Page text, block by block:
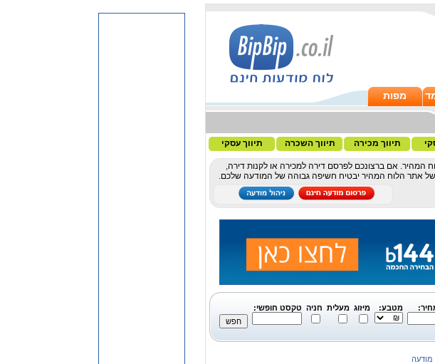
מפות
תיווך מכירה תיווך השכרה תיווך עסקי
המהיר. אם ברצונכם לפרסם דירה למכירה או לקנות דירה,
של אתר הלוח המהיר יבטיח חשיפה גבוהה של המודעה שלכם.
מטבע: מיזוג מעלית חניה טקסט חופשי:
מודעה